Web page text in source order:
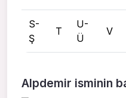
S-
Ş
T
U-
Ü
V
Alpdemir isminin